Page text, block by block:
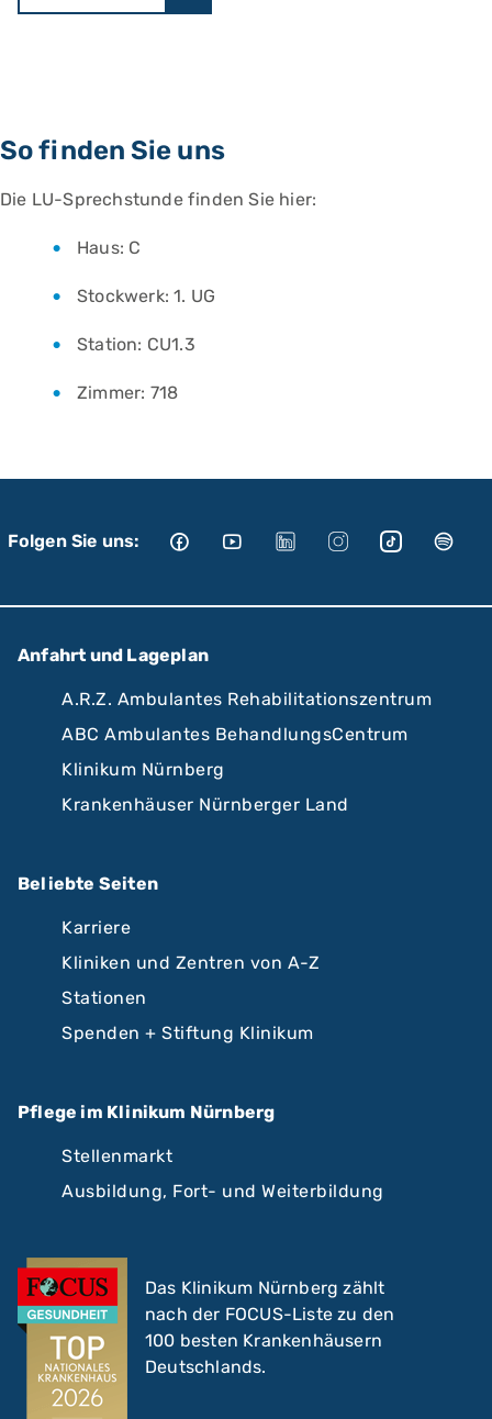
So finden Sie uns
Die LU-Sprechstunde finden Sie hier:
Haus: C
Stockwerk: 1. UG
Station: CU1.3
Zimmer: 718
Folgen Sie uns:
Anfahrt und Lageplan
A.R.Z. Ambulantes Rehabilitationszentrum
ABC Ambulantes BehandlungsCentrum
Klinikum Nürnberg
Krankenhäuser Nürnberger Land
Beliebte Seiten
Karriere
Kliniken und Zentren von A-Z
Stationen
Spenden + Stiftung Klinikum
Pflege im Klinikum Nürnberg
Stellenmarkt
Ausbildung, Fort- und Weiterbildung
Das Klinikum Nürnberg zählt
nach der FOCUS-Liste zu den
100 besten Krankenhäusern
Deutschlands.